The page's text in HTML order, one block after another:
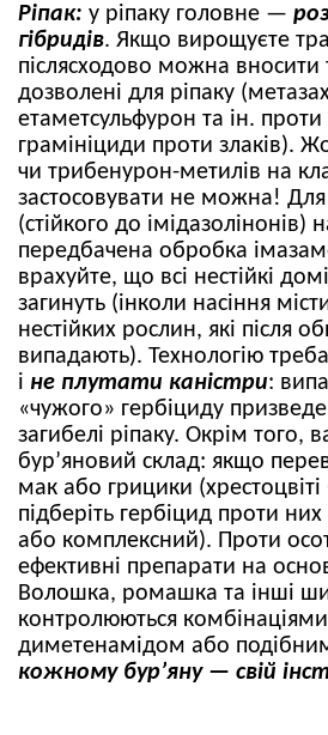
Ріпак: у ріпаку головне —
гібридів. Якщо вирощуєте
післясходово можна вносити
дозволені для ріпаку
етаметсульфурон та ін.
грамініциди проти злаків).
чи трибенурон-метилів на
застосовувати не можна!
(стійкого до імідазолінонів)
передбачена обробка
врахуйте, що всі нестійкі
загинуть (інколи насіння
нестійких рослин, які після
випадають). Технологію
і не плутати каністри:
«чужого» гербіциду
загибелі ріпаку. Окрім того,
бур’яновий склад: якщо
мак або грицики
підберіть гербіцид проти
або комплексний). Проти
ефективні препарати на
Волошка, ромашка та інші
контролюються
диметенамідом або
кожному бур’яну — свій